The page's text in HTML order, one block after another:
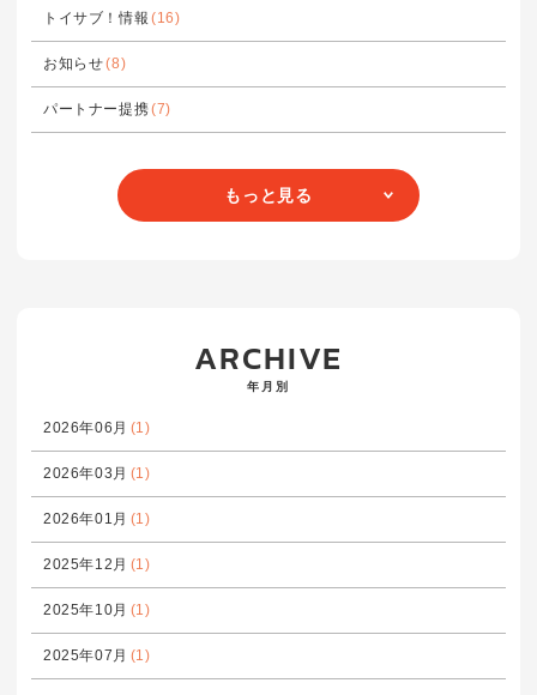
トイサブ！情報 (16)
お知らせ(8)
パートナー提携(7)
もっと見る
ARCHIVE
年月別
2026年06月 (1)
2026年03月 (1)
2026年01月 (1)
2025年12月 (1)
2025年10月 (1)
2025年07月 (1)